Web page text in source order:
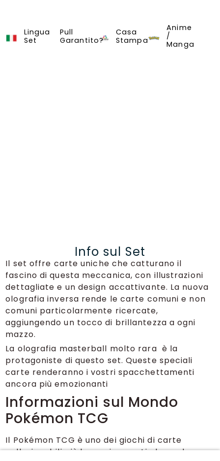
Lingua
Set
Pull
Garantito?
Casa
Stampa
Anime
/
Manga
Info sul Set
Il set offre carte uniche che catturano il
fascino di questa meccanica, con illustrazioni
dettagliate e un design accattivante. La nuova
olografia inversa rende le carte comuni e non
comuni particolarmente ricercate,
aggiungendo un tocco di brillantezza a ogni
mazzo.
La olografia masterball molto rara è la
protagoniste di questo set. Queste speciali
carte renderanno i vostri spacchettamenti
ancora più emozionanti
Informazioni sul Mondo
Pokémon TCG
Il Pokémon TCG è uno dei giochi di carte
collezionabili più longevi e amati al mondo.